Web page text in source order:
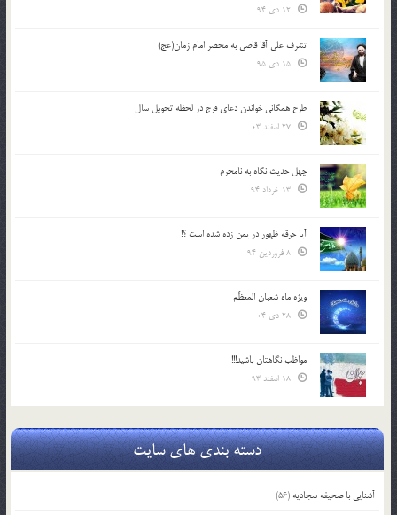
تشرف علي آقا قاضي به محضر امام زمان(عج)
طرح همگانی خواندن دعای فرج در لحظه تحویل سال
چهل حدیث نگاه به نامحرم
آیا جرقه ظهور در یمن زده شده است ؟!
ویژه ماه شعبان المعظّم
مواظب نگاهتان باشید!!!
دسته بندی های سایت
آشنایی با صحیفه سجادیه (56)